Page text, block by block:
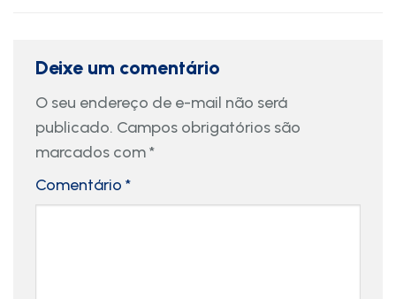
Deixe um comentário
O seu endereço de e-mail não será
publicado. Campos obrigatórios são
marcados com*
Comentário *